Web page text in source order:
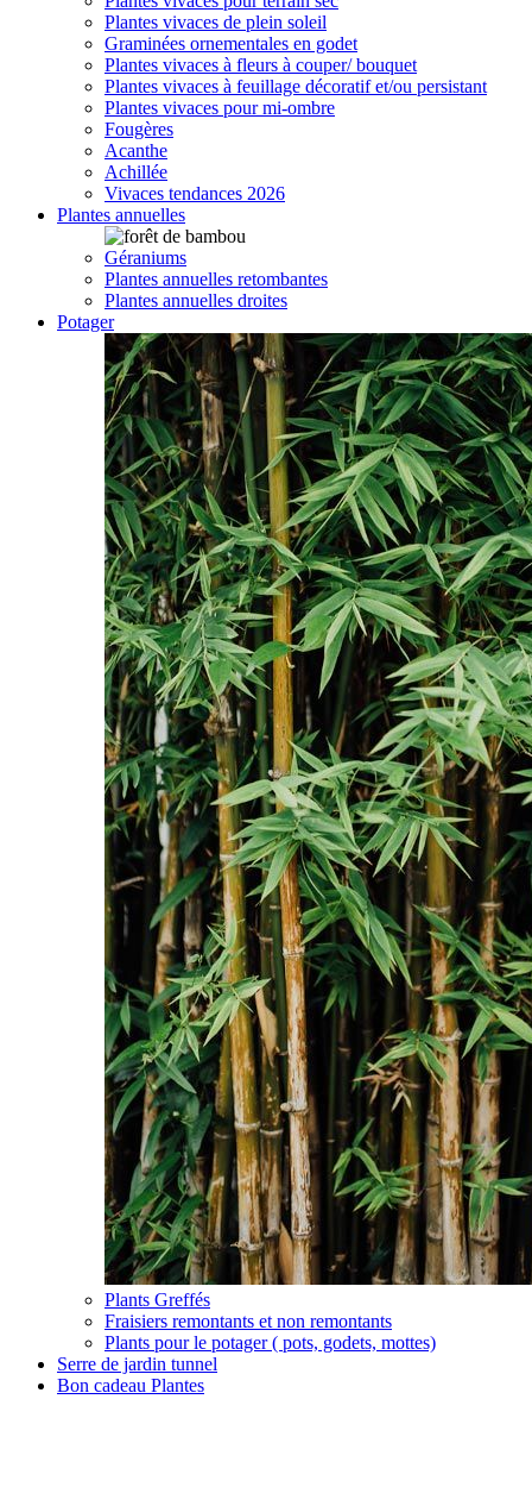
Plantes vivaces de plein soleil
Graminées ornementales en godet
Plantes vivaces à fleurs à couper/ bouquet
Plantes vivaces à feuillage décoratif et/ou persistant
Plantes vivaces pour mi-ombre
Fougères
Acanthe
Achillée
Vivaces tendances 2026
Plantes annuelles
Géraniums
Plantes annuelles retombantes
Plantes annuelles droites
Potager
Plants Greffés
Fraisiers remontants et non remontants
Plants pour le potager ( pots, godets, mottes)
Serre de jardin tunnel
Bon cadeau Plantes